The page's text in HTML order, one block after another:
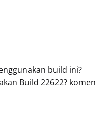
build ini?
Build 22622? komen